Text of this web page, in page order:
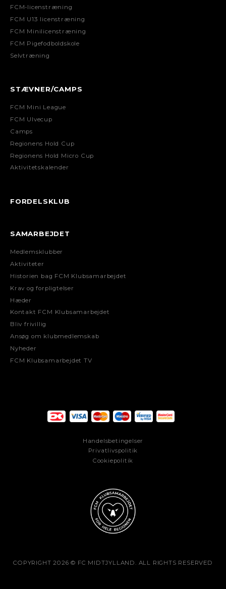
FCM-licenstræning
FCM U13 licenstræning
FCM Minilicenstræning
FCM Pigefodboldskole
Selvtræning
STÆVNER/CAMPS
FCM Mini League
FCM Ulvecup
Camps
Regionens Hold Cup
Regionens Hold Micro Cup
Aktivitetskalender
FORDELSKLUB
SAMARBEJDET
Medlemsklubber
Aktiviteter
Historien bag FCM Klubsamarbejdet
Krav og forpligtelser
Hæder
Kontakt FCM Klubsamarbejdet
Bliv frivillig
Ansøg om klubmedlemskab
Nyheder
FCM Klubsamarbejdet TV
Handelsbetingelser
Privatlivspolitik
Cookiepolitik
COPYRIGHT 2026 © FC MIDTJYLLAND. ALL RIGHTS RESERVED